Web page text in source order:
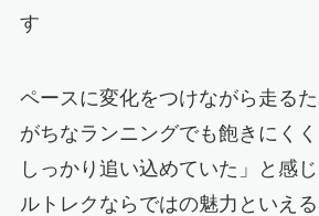
す
ペースに変化をつけながら走る
がちなランニングでも飽きにく
しっかり追い込めていた」と感
ルトレクならではの魅力といえ